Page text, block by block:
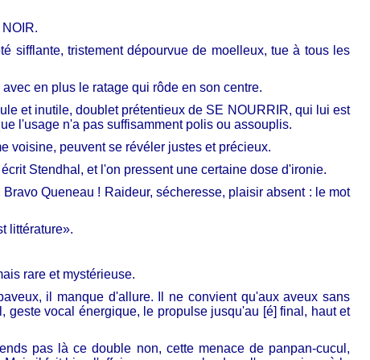
sifflante, tristement dépourvue de moelleux, tue à tous les
en plus le ratage qui rôde en son centre.
et inutile, doublet prétentieux de SE NOURRIR, qui lui est
l'usage n'a pas suffisamment polis ou assouplis.
voisine, peuvent se révéler justes et précieux.
Stendhal, et l'on pressent une certaine dose d'ironie.
Queneau ! Raideur, sécheresse, plaisir absent : le mot
littérature».
rare et mystérieuse.
il manque d'allure. Il ne convient qu'aux aveux sans
vocal énergique, le propulse jusqu'au [é] final, haut et
pas là ce double non, cette menace de panpan-cucul,